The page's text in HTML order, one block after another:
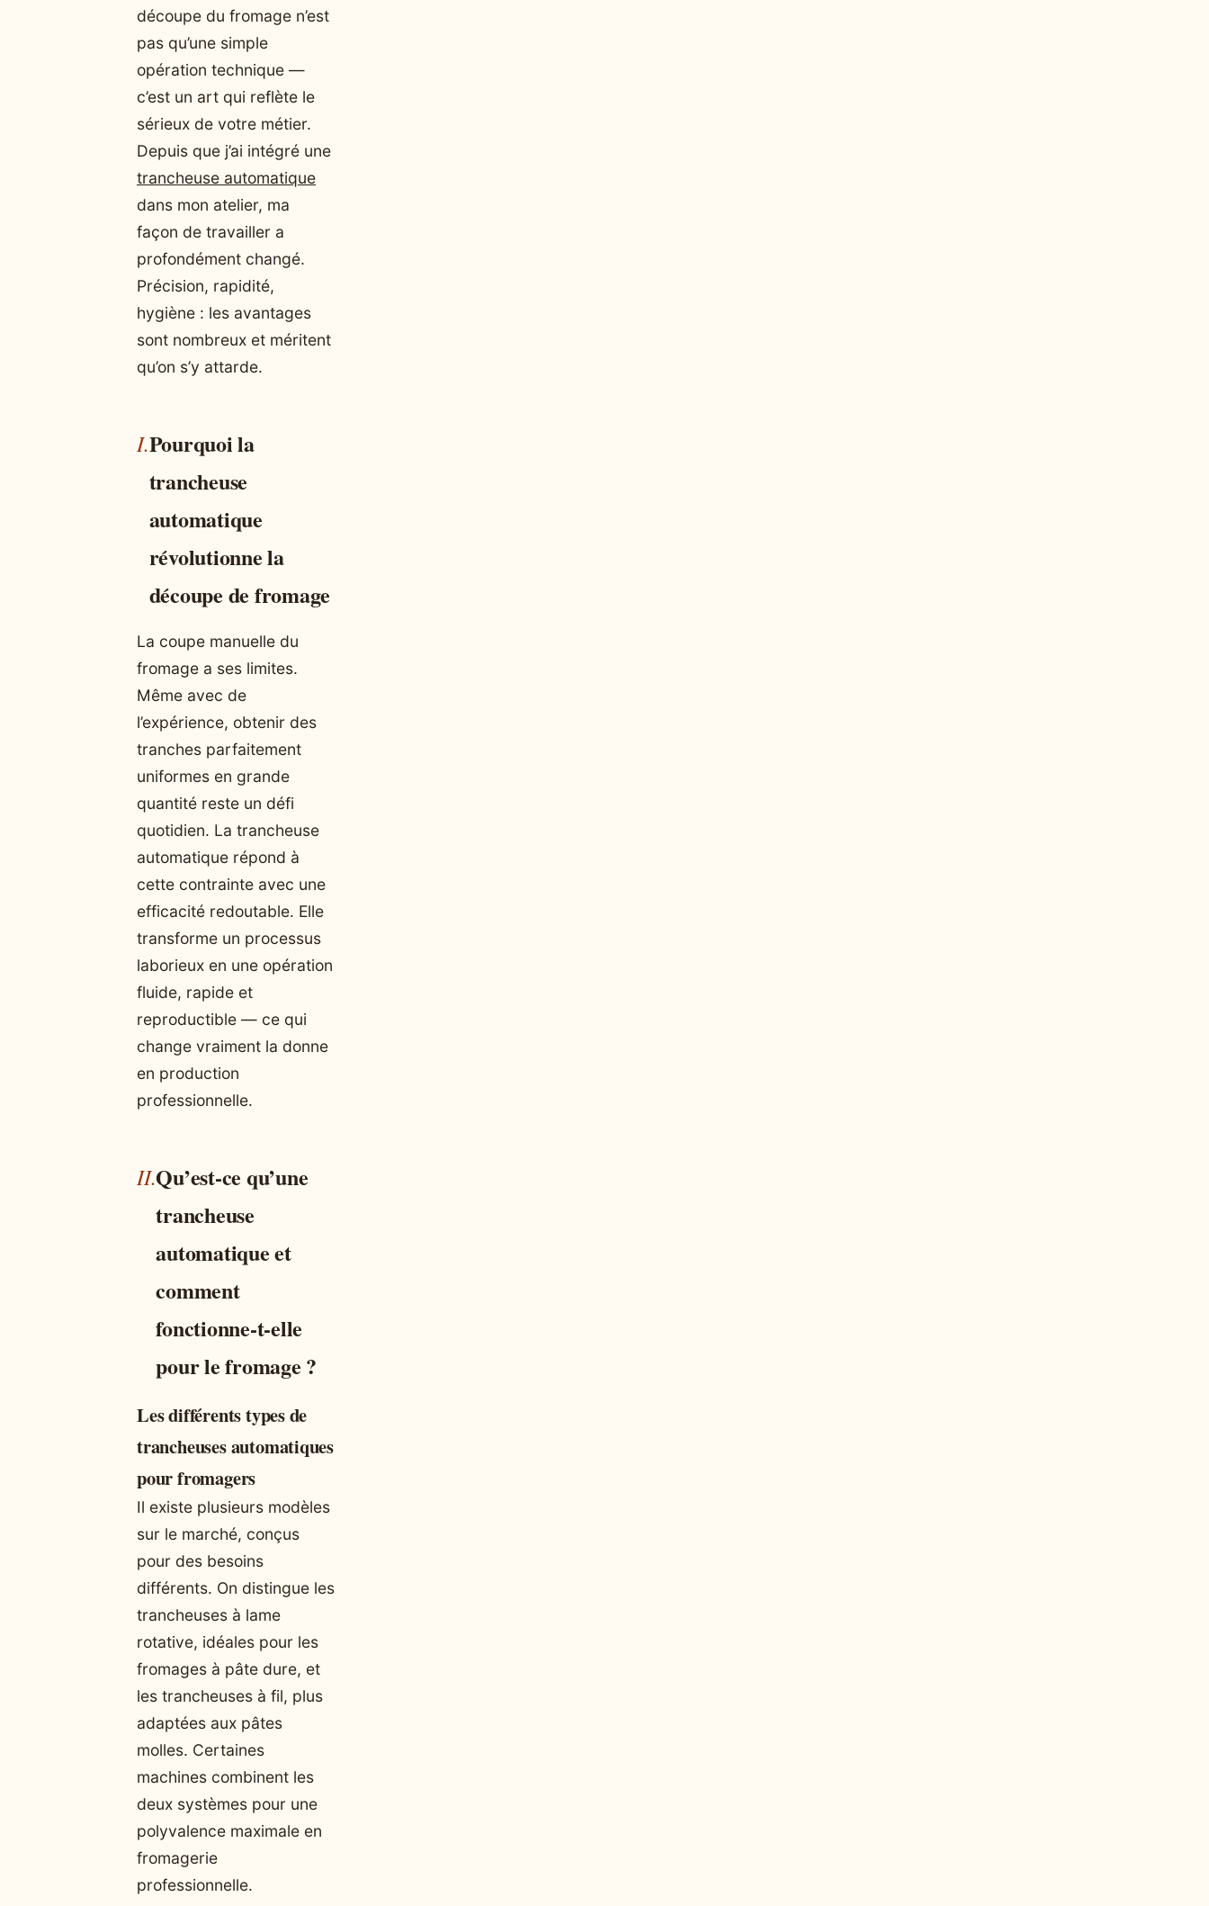
découpe du fromage n’est
pas qu’une simple
opération technique —
c’est un art qui reflète le
sérieux de votre métier.
Depuis que j’ai intégré une
trancheuse automatique
dans mon atelier, ma
façon de travailler a
profondément changé.
Précision, rapidité,
hygiène : les avantages
sont nombreux et méritent
qu’on s’y attarde.
Pourquoi la
trancheuse
automatique
révolutionne la
découpe de fromage
La coupe manuelle du
fromage a ses limites.
Même avec de
l’expérience, obtenir des
tranches parfaitement
uniformes en grande
quantité reste un défi
quotidien. La trancheuse
automatique répond à
cette contrainte avec une
efficacité redoutable. Elle
transforme un processus
laborieux en une opération
fluide, rapide et
reproductible — ce qui
change vraiment la donne
en production
professionnelle.
Qu’est-ce qu’une
trancheuse
automatique et
comment
fonctionne-t-elle
pour le fromage ?
Les différents types de
trancheuses automatiques
pour fromagers
Il existe plusieurs modèles
sur le marché, conçus
pour des besoins
différents. On distingue les
trancheuses à lame
rotative, idéales pour les
fromages à pâte dure, et
les trancheuses à fil, plus
adaptées aux pâtes
molles. Certaines
machines combinent les
deux systèmes pour une
polyvalence maximale en
fromagerie
professionnelle.